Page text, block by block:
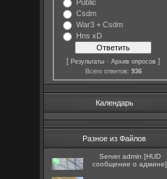
Public
Csdm
War3 + Csdm
Hns xD
[Результаты ·Архив опросов ]
Всего ответов: 936
Календарь
Разное из Файлов
Server admin [HUD
сообщение о админе]